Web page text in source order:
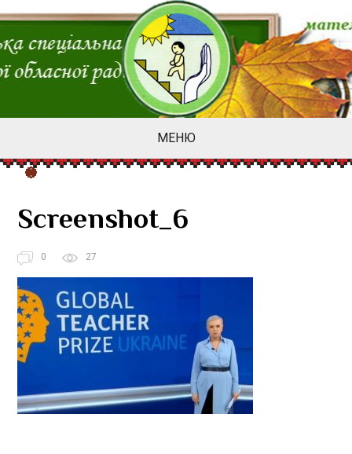
МЕНЮ
Screenshot_6
0 27